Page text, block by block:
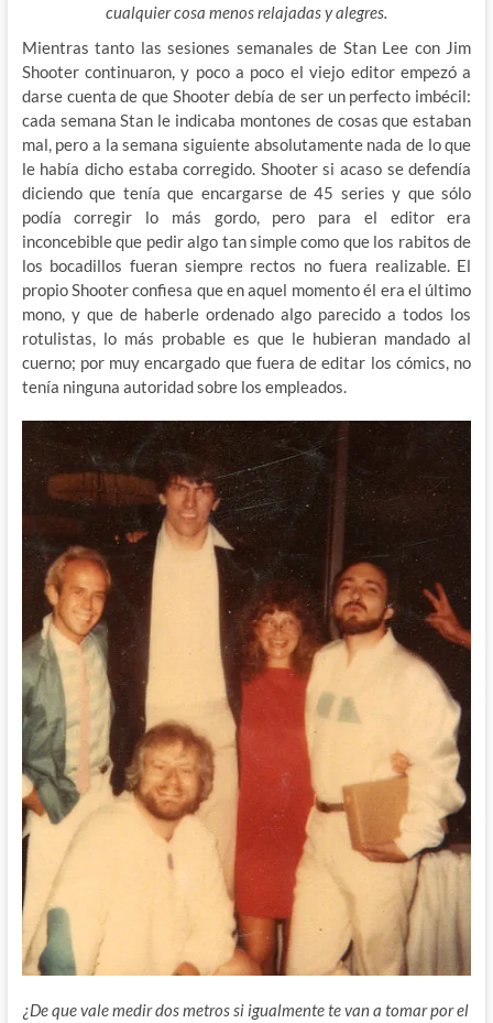
cualquier cosa menos relajadas y alegres.
Mientras tanto las sesiones semanales de Stan Lee con Jim
Shooter continuaron, y poco a poco el viejo editor empezó a
darse cuenta de que Shooter debía de ser un perfecto imbécil:
cada semana Stan le indicaba montones de cosas que estaban
mal, pero a la semana siguiente absolutamente nada de lo que
le había dicho estaba corregido. Shooter si acaso se defendía
diciendo que tenía que encargarse de 45 series y que sólo
podía corregir lo más gordo, pero para el editor era
inconcebible que pedir algo tan simple como que los rabitos de
los bocadillos fueran siempre rectos no fuera realizable. El
propio Shooter confiesa que en aquel momento él era el último
mono, y que de haberle ordenado algo parecido a todos los
rotulistas, lo más probable es que le hubieran mandado al
cuerno; por muy encargado que fuera de editar los cómics, no
tenía ninguna autoridad sobre los empleados.
¿De que vale medir dos metros si igualmente te van a tomar por el